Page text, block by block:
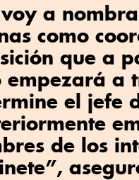
voy a
como
que a
empezará a
el jefe
de los